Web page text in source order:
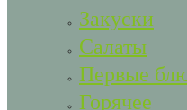
Закуски
Салаты
Первые
Горячее